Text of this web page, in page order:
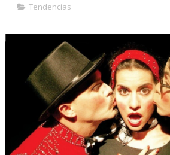
Tendencias